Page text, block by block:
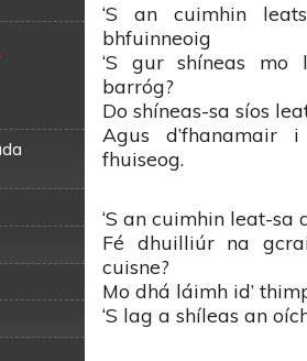
‘S an cuimhin
bhfuinneoig
‘S gur shíneas
barróg?
Do shíneas-sa síos
Agus d’fhanamair
fhuiseog.
‘S an cuimhin leat-sa
Fé dhuilliúr na
cuisne?
Mo dhá láimh id’
‘S lag a shíleas an